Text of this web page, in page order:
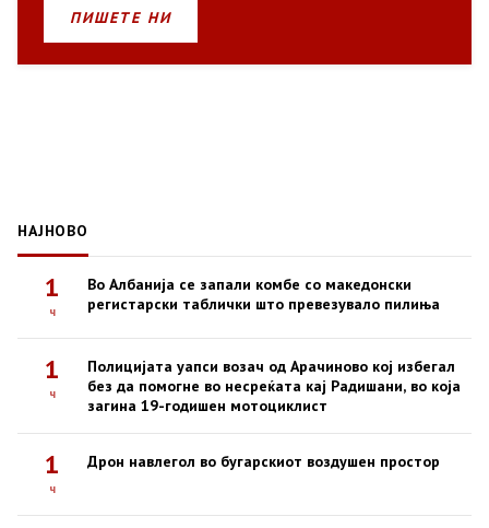
ПИШЕТЕ НИ
НАЈНОВО
1
ч
Во Албанија се запали комбе со македонски
регистарски таблички што превезувало пилиња
1
ч
Полицијата уапси возач од Арачиново кој избегал
без да помогне во несреќата кај Радишани, во која
загина 19-годишен мотоциклист
1
ч
Дрон навлегол во бугарскиот воздушен простор